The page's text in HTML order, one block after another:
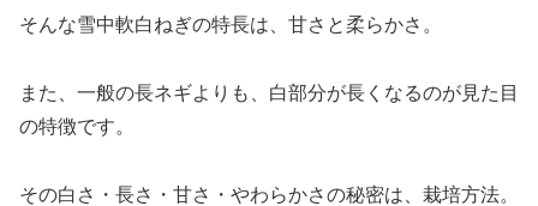
そんな雪中軟白ねぎの特長は、甘さと柔らかさ。
また、一般の長ネギよりも、白部分が長くなるのが見た目
の特徴です。
その白さ・長さ・甘さ・やわらかさの秘密は、栽培方法。